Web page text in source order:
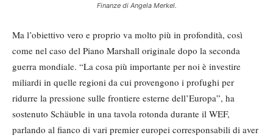
Finanze di Angela Merkel.
Ma l’obiettivo vero e proprio va molto più in profondità, così
come nel caso del Piano Marshall originale dopo la seconda
guerra mondiale. “La cosa più importante per noi è investire
miliardi in quelle regioni da cui provengono i profughi per
ridurre la pressione sulle frontiere esterne dell’Europa”, ha
sostenuto Schäuble in una tavola rotonda durante il WEF,
parlando al fianco di vari premier europei corresponsabili di aver